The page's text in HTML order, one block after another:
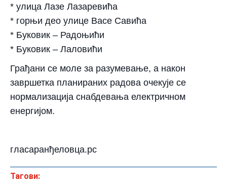
* улица Лазе Лазаревића
* горњи део улице Васе Сaвића
* Буковик – Радоњићи
* Буковик – Лаловићи
Грађани се моле за разумевање, а након
завршетка планираних радова очекује се
нормализација снабдевања електричном
енергијом.
гласаранђеловца.рс
Тагови: